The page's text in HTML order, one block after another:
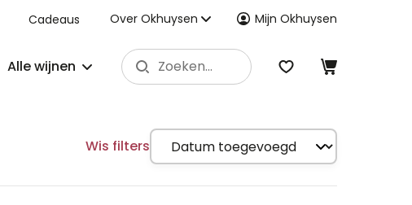
Cadeaus Over Okhuysen Mijn Okhuysen
Alle wijnen
Wis filters